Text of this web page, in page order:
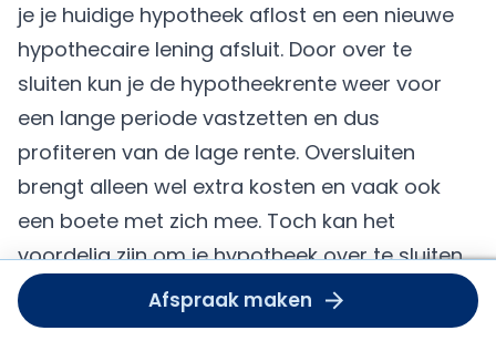
je je huidige hypotheek aflost en een nieuwe
hypothecaire lening afsluit. Door over te
sluiten kun je de hypotheekrente weer voor
een lange periode vastzetten en dus
profiteren van de lage rente. Oversluiten
brengt alleen wel extra kosten en vaak ook
een boete met zich mee. Toch kan het
voordelig zijn om je hypotheek over te sluiten.
Als je oversluit betaal je elke maand minder
voor je hypotheek. De kosten en de boeterente
Afspraak maken
Om
dient